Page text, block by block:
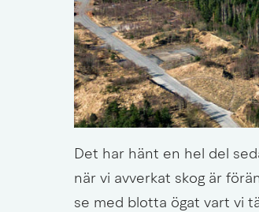
Det har hänt en hel del
när vi avverkat skog är
se med blotta ögat vart vi